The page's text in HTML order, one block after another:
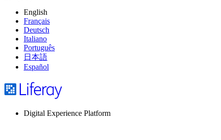
English
Français
Deutsch
Italiano
Português
日本語
Español
Digital Experience Platform